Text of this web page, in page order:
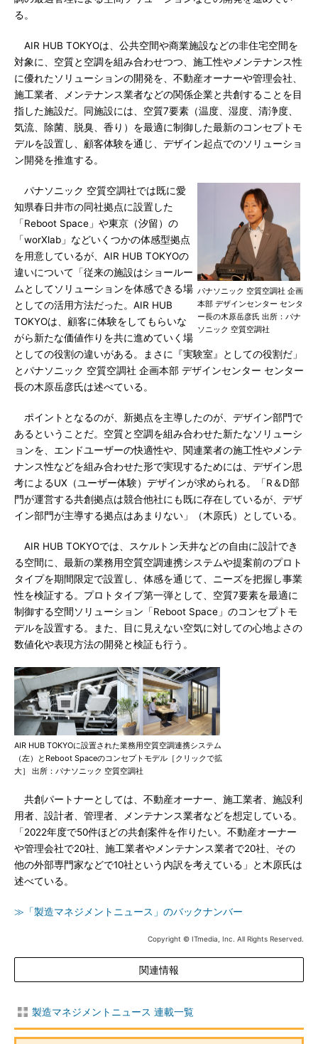
る。
AIR HUB TOKYOは、公共空間や商業施設などの非住宅空間を
対象に、空質と空調を組み合わせつつ、施工性やメンテナンス性
に優れたソリューションの開発を、不動産オーナーや管理会社、
施工業者、メンテナンス業者などの関係企業と共創することを目
指した施設だ。同施設には、空質7要素（温度、湿度、清浄度、
気流、除菌、脱臭、香り）を最適に制御した最新のコンセプトモ
デルを設置し、顧客体験を通じ、デザイン起点でのソリューショ
ン開発を推進する。
パナソニック 空質空調社 企画
本部 デザインセンター センタ
ー長の木原岳彦氏 出所：パナ
ソニック 空質空調社
パナソニック 空質空調社では既に愛
知県春日井市の同社拠点に設置した
「Reboot Space」や東京（汐留）の
「worXlab」などいくつかの体感型拠点
を用意しているが、AIR HUB TOKYOの
違いについて「従来の施設はショールー
ムとしてソリューションを体感できる場
としての活用方法だった。AIR HUB
TOKYOは、顧客に体験をしてもらいな
がら新たな価値作りを共に進めていく場
としての役割の違いがある。まさに『実験室』としての役割だ」
とパナソニック 空質空調社 企画本部 デザインセンター センター
長の木原岳彦氏は述べている。
ポイントとなるのが、新拠点を主導したのが、デザイン部門で
あるということだ。空質と空調を組み合わせた新たなソリューシ
ョンを、エンドユーザーの快適性や、関連業者の施工性やメンテ
ナンス性などを組み合わせた形で実現するためには、デザイン思
考によるUX（ユーザー体験）デザインが求められる。「R＆D部
門が運営する共創拠点は競合他社にも既に存在しているが、デザ
イン部門が主導する拠点はあまりない」（木原氏）としている。
AIR HUB TOKYOでは、スケルトン天井などの自由に設計でき
る空間に、最新の業務用空質空調連携システムや提案前のプロト
タイプを期間限定で設置し、体感を通じて、ニーズを把握し事業
性を検証する。プロトタイプ第一弾として、空質7要素を最適に
制御する空間ソリューション「Reboot Space」のコンセプトモ
デルを設置する。また、目に見えない空気に対しての心地よさの
数値化や表現方法の開発と検証も行う。
AIR HUB TOKYOに設置された業務用空質空調連携システム
（左）とReboot Spaceのコンセプトモデル［クリックで拡
大］ 出所：パナソニック 空質空調社
共創パートナーとしては、不動産オーナー、施工業者、施設利
用者、設計者、管理者、メンテナンス業者などを想定している。
「2022年度で50件ほどの共創案件を作りたい。不動産オーナー
や管理会社で20社、施工業者やメンテナンス業者で20社、その
他の外部専門家などで10社という内訳を考えている」と木原氏は
述べている。
≫「製造マネジメントニュース」のバックナンバー
Copyright © ITmedia, Inc. All Rights Reserved.
関連情報
製造マネジメントニュース 連載一覧